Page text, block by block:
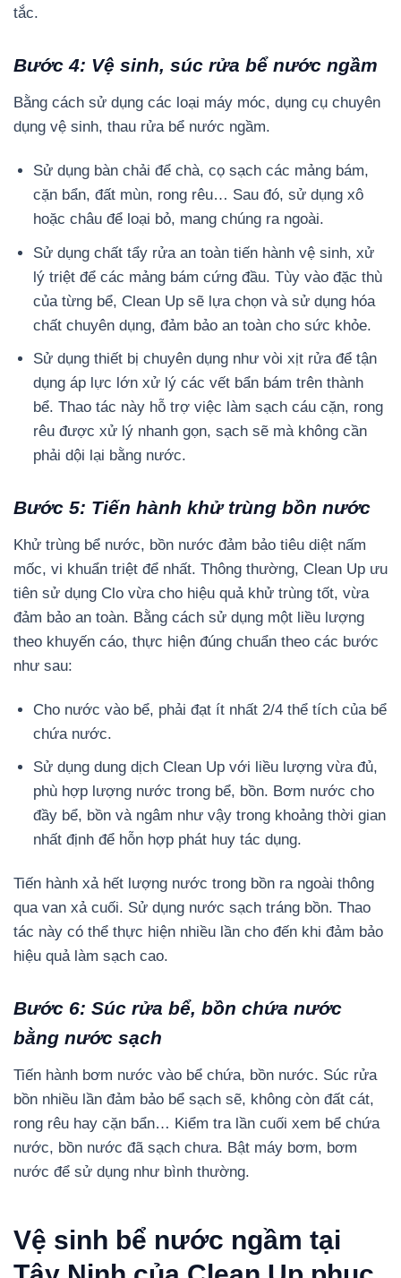
tắc.
Bước 4: Vệ sinh, súc rửa bể nước ngầm
Bằng cách sử dụng các loại máy móc, dụng cụ chuyên
dụng vệ sinh, thau rửa bể nước ngầm.
Sử dụng bàn chải để chà, cọ sạch các mảng bám,
cặn bẩn, đất mùn, rong rêu… Sau đó, sử dụng xô
hoặc châu để loại bỏ, mang chúng ra ngoài.
Sử dụng chất tẩy rửa an toàn tiến hành vệ sinh, xử
lý triệt để các mảng bám cứng đầu. Tùy vào đặc thù
của từng bể, Clean Up sẽ lựa chọn và sử dụng hóa
chất chuyên dụng, đảm bảo an toàn cho sức khỏe.
Sử dụng thiết bị chuyên dụng như vòi xịt rửa để tận
dụng áp lực lớn xử lý các vết bẩn bám trên thành
bể. Thao tác này hỗ trợ việc làm sạch cáu cặn, rong
rêu được xử lý nhanh gọn, sạch sẽ mà không cần
phải dội lại bằng nước.
Bước 5: Tiến hành khử trùng bồn nước
Khử trùng bể nước, bồn nước đảm bảo tiêu diệt nấm
mốc, vi khuẩn triệt để nhất. Thông thường, Clean Up ưu
tiên sử dụng Clo vừa cho hiệu quả khử trùng tốt, vừa
đảm bảo an toàn. Bằng cách sử dụng một liều lượng
theo khuyến cáo, thực hiện đúng chuẩn theo các bước
như sau:
Cho nước vào bể, phải đạt ít nhất 2/4 thể tích của bể
chứa nước.
Sử dụng dung dịch Clean Up với liều lượng vừa đủ,
phù hợp lượng nước trong bể, bồn. Bơm nước cho
đầy bể, bồn và ngâm như vậy trong khoảng thời gian
nhất định để hỗn hợp phát huy tác dụng.
Tiến hành xả hết lượng nước trong bồn ra ngoài thông
qua van xả cuối. Sử dụng nước sạch tráng bồn. Thao
tác này có thể thực hiện nhiều lần cho đến khi đảm bảo
hiệu quả làm sạch cao.
Bước 6: Súc rửa bể, bồn chứa nước
bằng nước sạch
Tiến hành bơm nước vào bể chứa, bồn nước. Súc rửa
bồn nhiều lần đảm bảo bể sạch sẽ, không còn đất cát,
rong rêu hay cặn bẩn… Kiểm tra lần cuối xem bể chứa
nước, bồn nước đã sạch chưa. Bật máy bơm, bơm
nước để sử dụng như bình thường.
Vệ sinh bể nước ngầm tại